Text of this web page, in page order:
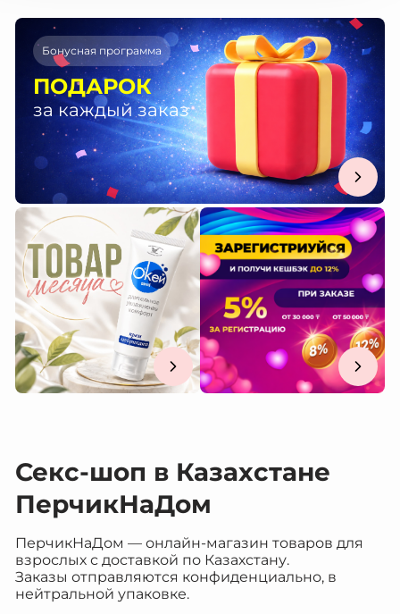
Бонусная программа
ПОДАРОК
за каждый заказ
Секс-шоп в Казахстане
ПерчикНаДом
ПерчикНаДом — онлайн-магазин товаров для
взрослых с доставкой по Казахстану.
Заказы отправляются конфиденциально, в
нейтральной упаковке.